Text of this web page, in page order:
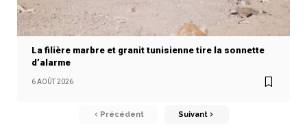
La filière marbre et granit tunisienne tire la sonnette
d’alarme
6 AOÛT 2026
Précédent Suivant